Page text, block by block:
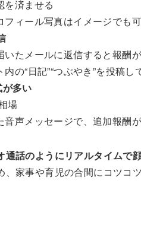
を済ませる
フィール写真はイメージでも可
たメールに返信すると報酬
の“日記”“つぶやき”を投稿し
多い
場
声メッセージで、追加報酬
通話のようにリアルタイムで
家事や育児の合間にコツコ